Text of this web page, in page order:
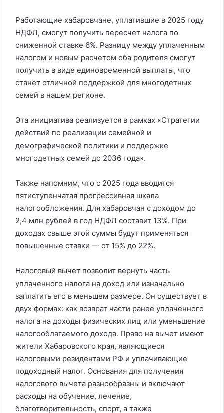
Работающие хабаровчане, уплатившие в 2025 году
НДФЛ, смогут получить пересчет налога по
сниженной ставке 6%. Разницу между уплаченным
налогом и новым расчетом оба родителя смогут
получить в виде единовременной выплаты, что
станет отличной поддержкой для многодетных
семей в нашем регионе.
Эта инициатива реализуется в рамках «Стратегии
действий по реализации семейной и
демографической политики и поддержке
многодетных семей до 2036 года».
Также напомним, что с 2025 года вводится
пятиступенчатая прогрессивная шкала
налогообложения. Для хабаровчан с доходом до
2,4 млн рублей в год НДФЛ составит 13%. При
доходах свыше этой суммы будут применяться
повышенные ставки — от 15% до 22%.
Налоговый вычет позволит вернуть часть
уплаченного налога на доход или изначально
заплатить его в меньшем размере. Он существует в
двух формах: как возврат части ранее уплаченного
налога на доходы физических лиц или уменьшение
налогооблагаемого дохода. Право на вычет имеют
жители Хабаровского края, являющиеся
налоговыми резидентами РФ и уплачивающие
подоходный налог. Основания для получения
налогового вычета разнообразны и включают
расходы на обучение, лечение,
благотворительность, спорт, а также